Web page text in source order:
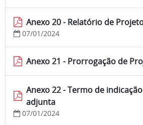
Anexo 20 - Relatório de
07/01/2024
Anexo 21 - Prorrogação de
Anexo 22 - Termo de
adjunta
07/01/2024